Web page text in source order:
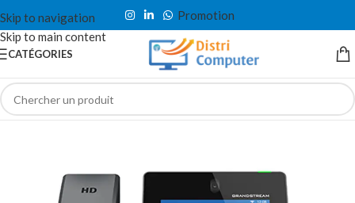
Skip to navigation
Skip to main content
Promotion
CATÉGORIES